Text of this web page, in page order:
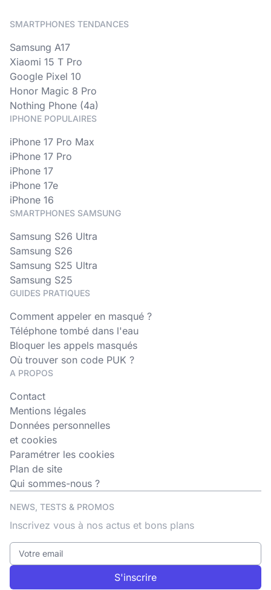
SMARTPHONES TENDANCES
Samsung A17
Xiaomi 15 T Pro
Google Pixel 10
Honor Magic 8 Pro
Nothing Phone (4a)
IPHONE POPULAIRES
iPhone 17 Pro Max
iPhone 17 Pro
iPhone 17
iPhone 17e
iPhone 16
SMARTPHONES SAMSUNG
Samsung S26 Ultra
Samsung S26
Samsung S25 Ultra
Samsung S25
GUIDES PRATIQUES
Comment appeler en masqué ?
Téléphone tombé dans l'eau
Bloquer les appels masqués
Où trouver son code PUK ?
A PROPOS
Contact
Mentions légales
Données personnelles
et cookies
Paramétrer les cookies
Plan de site
Qui sommes-nous ?
NEWS, TESTS & PROMOS
Inscrivez vous à nos actus et bons plans
S'inscrire